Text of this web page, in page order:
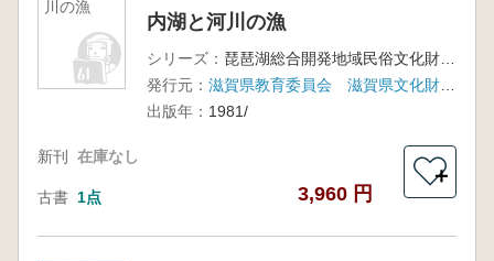
川の漁
内湖と河川の漁
シリーズ：
琵琶湖総合開発地域民俗文化財特別調査報告書3
発行元：
滋賀県教育委員会 滋賀県文化財保護協会
出版年： 1981/
新刊 在庫なし
古書 1点 3,960 円
＋